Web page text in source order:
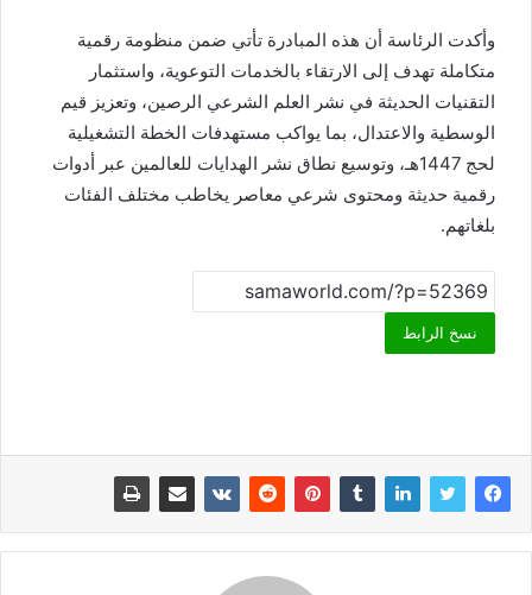
وأكدت الرئاسة أن هذه المبادرة تأتي ضمن منظومة رقمية
متكاملة تهدف إلى الارتقاء بالخدمات التوعوية، واستثمار
التقنيات الحديثة في نشر العلم الشرعي الرصين، وتعزيز قيم
الوسطية والاعتدال، بما يواكب مستهدفات الخطة التشغيلية
لحج 1447هـ، وتوسيع نطاق نشر الهدايات للعالمين عبر أدوات
رقمية حديثة ومحتوى شرعي معاصر يخاطب مختلف الفئات
بلغاتهم.
نسخ الرابط